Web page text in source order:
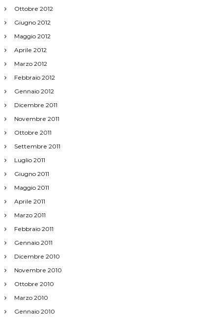
Ottobre 2012
Giugno 2012
Maggio 2012
Aprile 2012
Marzo 2012
Febbraio 2012
Gennaio 2012
Dicembre 2011
Novembre 2011
Ottobre 2011
Settembre 2011
Luglio 2011
Giugno 2011
Maggio 2011
Aprile 2011
Marzo 2011
Febbraio 2011
Gennaio 2011
Dicembre 2010
Novembre 2010
Ottobre 2010
Marzo 2010
Gennaio 2010